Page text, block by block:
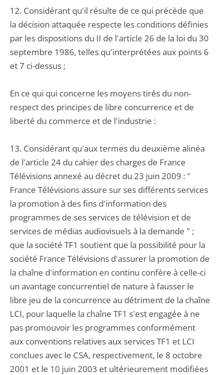
12. Considérant qu'il résulte de ce qui précède que
la décision attaquée respecte les conditions définies
par les dispositions du II de l'article 26 de la loi du 30
septembre 1986, telles qu'interprétées aux points 6
et 7 ci-dessus ;
En ce qui qui concerne les moyens tirés du non-
respect des principes de libre concurrence et de
liberté du commerce et de l'industrie :
13. Considérant qu'aux termes du deuxième alinéa
de l'article 24 du cahier des charges de France
Télévisions annexé au décret du 23 juin 2009 : "
France Télévisions assure sur ses différents services
la promotion à des fins d'information des
programmes de ses services de télévision et de
services de médias audiovisuels à la demande " ;
que la société TF1 soutient que la possibilité pour la
société France Télévisions d'assurer la promotion de
la chaîne d'information en continu confère à celle-ci
un avantage concurrentiel de nature à fausser le
libre jeu de la concurrence au détriment de la chaîne
LCI, pour laquelle la chaîne TF1 s'est engagée à ne
pas promouvoir les programmes conformément
aux conventions relatives aux services TF1 et LCI
conclues avec le CSA, respectivement, le 8 octobre
2001 et le 10 juin 2003 et ultérieurement modifiées